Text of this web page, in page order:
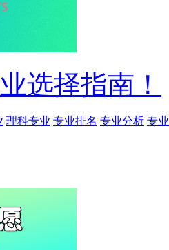
选择指南！
理科专业 专业排名 专业分析 专